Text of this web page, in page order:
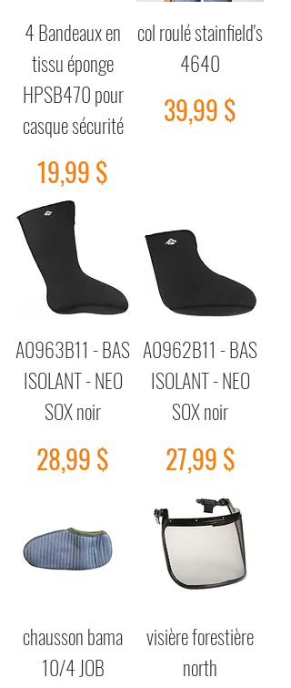
4 Bandeaux en
tissu éponge
HPSB470 pour
casque sécurité
Prix
19,99 $
col roulé stainfield's
4640
Prix
39,99 $
A0963B11 - BAS
ISOLANT - NEO
SOX noir
Prix
28,99 $
A0962B11 - BAS
ISOLANT - NEO
SOX noir
Prix
27,99 $
chausson bama
10/4 JOB
visière forestière
north